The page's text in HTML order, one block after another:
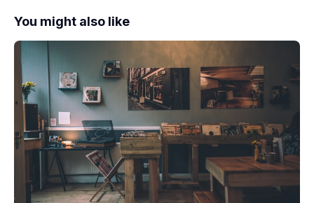
You might also like